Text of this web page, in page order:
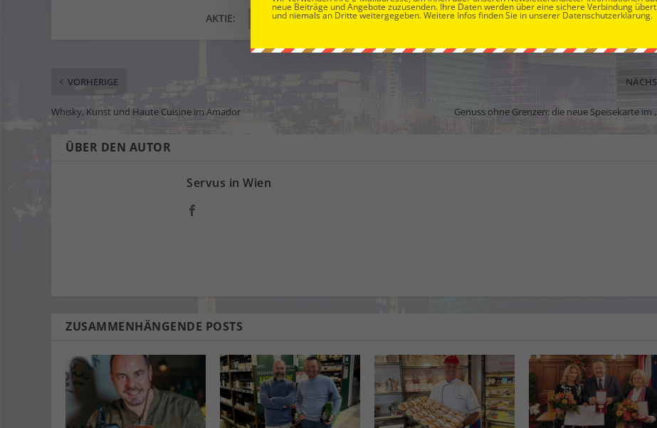
AKTIE:
VORHERIGE
Whisky, Kunst und Haute Cuisine im Amador Genuss ohne Grenzen: die neue Speisekarte im
ÜBER DEN AUTOR
Servus in Wien
ZUSAMMENHÄNGENDE POSTS
neue Beiträge und Angebote zuzusenden. Ihre Daten werden über eine sichere Verbindung
und niemals an Dritte weitergegeben. Weitere Infos finden Sie in unserer Datenschutzerklärung.